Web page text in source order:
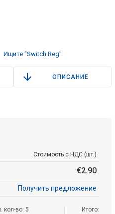
Ищите "Switch Reg"
ОПИСАНИЕ
Стоимость с НДС (шт.)
€2.90
Получить предложение
кол-во: 5
Итого: